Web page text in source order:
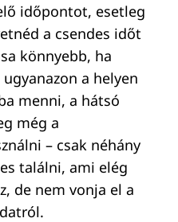
időpontot, esetleg
a csendes időt
könnyebb, ha
a helyen
menni, a hátsó
még a
– csak néhány
találni, ami elég
de nem vonja el a